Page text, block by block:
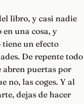
libro, y casi nadie
una cosa, y
tiene un efecto
De repente todo
abren puertas por
no, las coges. Y al
dejas de hacer